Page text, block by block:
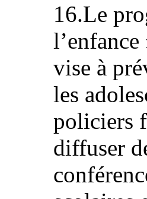
16.Le
vise à
les
policiers
diffuser